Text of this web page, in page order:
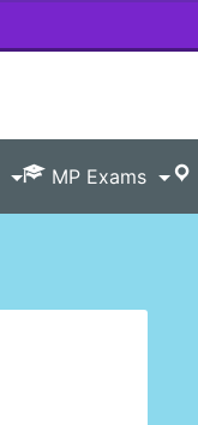
MP Exams